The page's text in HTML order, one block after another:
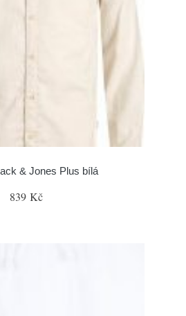
& Jones Plus bílá
839 Kč